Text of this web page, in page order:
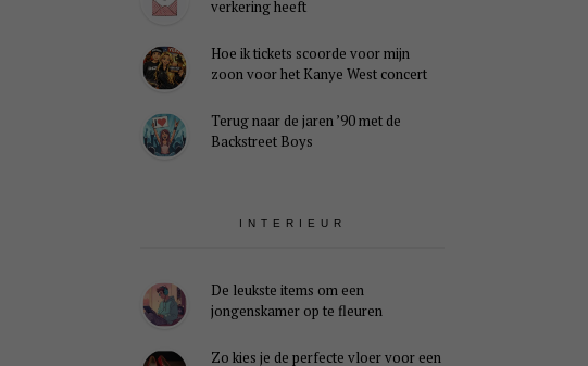
verkering heeft
Hoe ik tickets scoorde voor mijn
zoon voor het Kanye West concert
Terug naar de jaren ’90 met de
Backstreet Boys
INTERIEUR
De leukste items om een
jongenskamer op te fleuren
Zo kies je de perfecte vloer voor een